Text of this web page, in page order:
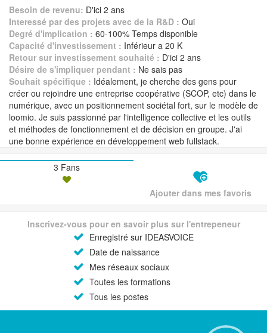
Besoin de revenu: D'ici 2 ans
Interessé par des projets avec de la R&D : Oui
Degré d'implication : 60-100% Temps disponible
Capacité d'investissement : Inférieur a 20 K
Retour sur investissement souhaité : D'ici 2 ans
Désire de s'impliquer pendant : Ne sais pas
Souhait spécifique : Idéalement, je cherche des gens pour
créer ou rejoindre une entreprise coopérative (SCOP, etc) dans le
numérique, avec un positionnement sociétal fort, sur le modèle de
loomio. Je suis passionné par l'intelligence collective et les outils
et méthodes de fonctionnement et de décision en groupe. J'ai
une bonne expérience en développement web fullstack.
3 Fans
Ajouter dans mes favoris
Inscrivez-vous pour en savoir plus sur l'entrepeneur
Enregistré sur IDEASVOICE
Date de naissance
Mes réseaux sociaux
Toutes les formations
Tous les postes